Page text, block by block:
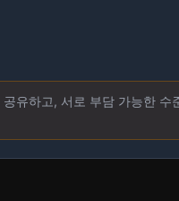
유하고, 서로 부담 가능한 수